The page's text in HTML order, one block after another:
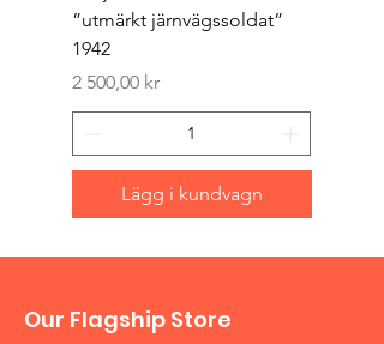
”utmärkt järnvägssoldat”
1942
Pris
2 500,00 kr
Lägg i kundvagn
Our Flagship Store